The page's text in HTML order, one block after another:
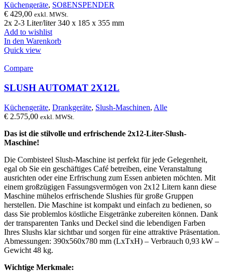
Küchengeräte, SOßENSPENDER
€ 429,00 exkl. MWSt.
2x 2-3 Liter/liter 340 x 185 x 355 mm
Add to wishlist
In den Warenkorb
Quick view
Compare
SLUSH AUTOMAT 2X12L
Küchengeräte, Drankgeräte, Slush-Maschinen, Alle
€ 2.575,00 exkl. MWSt.
Das ist die stilvolle und erfrischende 2x12-Liter-Slush-
Maschine!
Die Combisteel Slush-Maschine ist perfekt für jede Gelegenheit,
egal ob Sie ein geschäftiges Café betreiben, eine Veranstaltung
ausrichten oder eine Erfrischung zum Essen anbieten möchten. Mit
einem großzügigen Fassungsvermögen von 2x12 Litern kann diese
Maschine mühelos erfrischende Slushies für große Gruppen
herstellen. Die Maschine ist kompakt und einfach zu bedienen, so
dass Sie problemlos köstliche Eisgetränke zubereiten können. Dank
der transparenten Tanks und Deckel sind die lebendigen Farben
Ihres Slushs klar sichtbar und sorgen für eine attraktive Präsentation.
Abmessungen: 390x560x780 mm (LxTxH) – Verbrauch 0,93 kW –
Gewicht 48 kg.
Wichtige Merkmale: